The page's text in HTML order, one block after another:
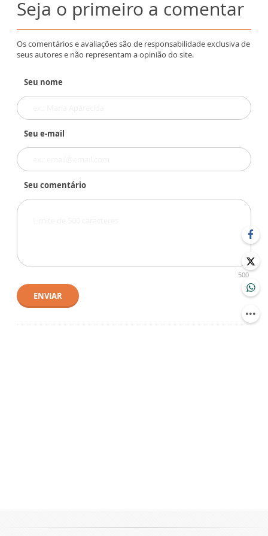
Seja o primeiro a comentar
Os comentários e avaliações são de responsabilidade exclusiva de
seus autores e não representam a opinião do site.
Seu nome
Seu e-mail
Seu comentário
500
ENVIAR